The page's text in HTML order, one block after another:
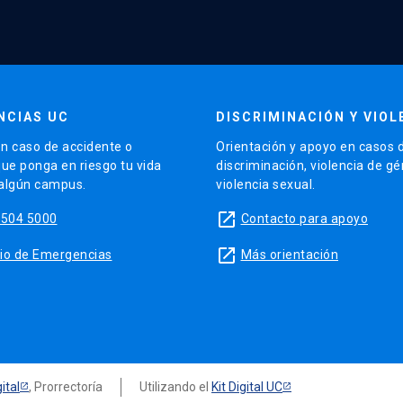
UC
caso de accidente o
ponga en riesgo tu vida
campus.
5000
de Emergencias
DISCRIMINACIÓN Y
Orientación y apoyo en casos
discriminación, violencia de
violencia sexual.
launch Contacto para apoyo
launch Más orientación
, Prorrectoría Utilizando el Kit Digital UC